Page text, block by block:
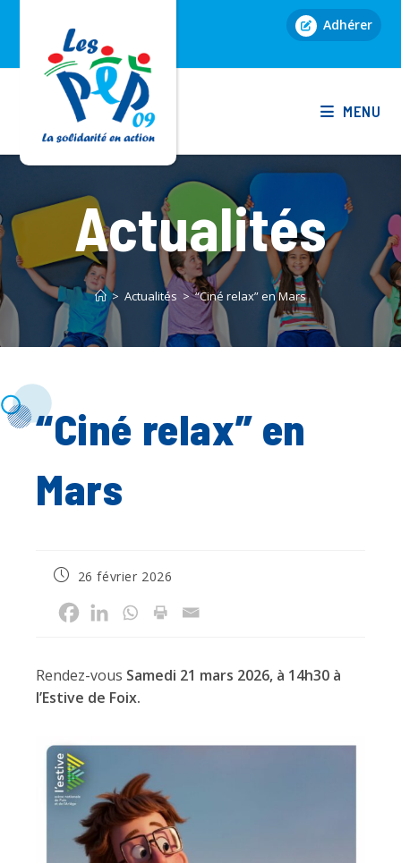
Adhérer
MENU
Actualités
> Actualités > “Ciné relax” en Mars
“Ciné relax” en
Mars
Publication
26 février 2026
Rendez-vous Samedi 21 mars 2026, à 14h30 à
l’Estive de Foix.